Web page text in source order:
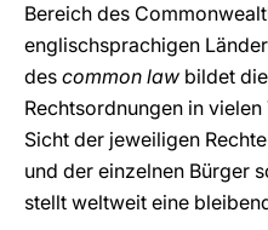
Bereich des
englischsprachigen
des common law bildet
Rechtsordnungen in
Sicht der jeweiligen
und der einzelnen Bürger
stellt weltweit eine